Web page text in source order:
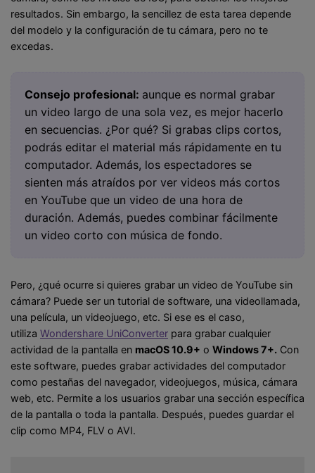
resultados. Sin embargo, la sencillez de esta tarea depende
del modelo y la configuración de tu cámara, pero no te
excedas.
Consejo profesional: aunque es normal grabar
un video largo de una sola vez, es mejor hacerlo
en secuencias. ¿Por qué? Si grabas clips cortos,
podrás editar el material más rápidamente en tu
computador. Además, los espectadores se
sienten más atraídos por ver videos más cortos
en YouTube que un video de una hora de
duración. Además, puedes combinar fácilmente
un video corto con música de fondo.
Pero, ¿qué ocurre si quieres grabar un video de YouTube sin
cámara? Puede ser un tutorial de software, una videollamada,
una película, un videojuego, etc. Si ese es el caso,
utiliza Wondershare UniConverter para grabar cualquier
actividad de la pantalla en macOS 10.9+ o Windows 7+. Con
este software, puedes grabar actividades del computador
como pestañas del navegador, videojuegos, música, cámara
web, etc. Permite a los usuarios grabar una sección específica
de la pantalla o toda la pantalla. Después, puedes guardar el
clip como MP4, FLV o AVI.